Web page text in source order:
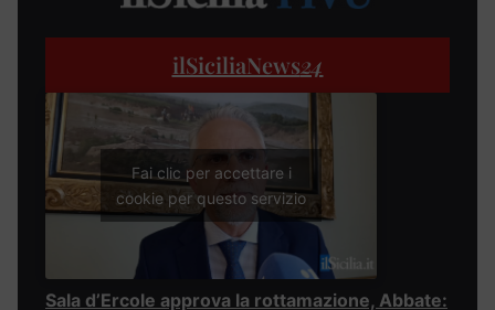
ilSiciliaNews24
Fai clic per accettare i
cookie per questo servizio
Sala d’Ercole approva la rottamazione, Abbate: